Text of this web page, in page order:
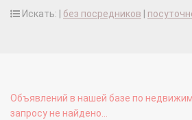
Искать: | без посредников
Объявлений в нашей базе по
запросу не найдено...